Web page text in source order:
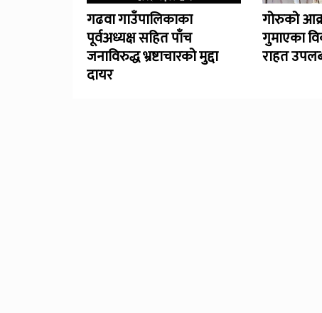
गढवा गाउँपालिकाका
पूर्वअध्यक्ष सहित पाँच
जनाविरुद्ध भ्रष्टाचारको मुद्दा
दायर
गोरुको
गुमाएका
राहत